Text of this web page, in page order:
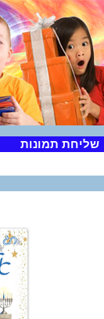
שליחת תמונות